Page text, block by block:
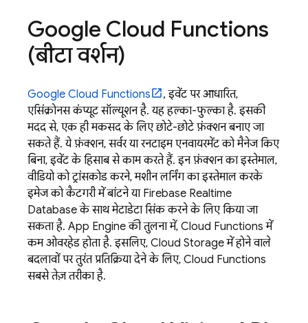
Google Cloud Functions
(बीटा वर्शन)
Google Cloud Functions
, इवेंट पर आधारित,
एसिंक्रोनस कंप्यूट सॉल्यूशन है. यह हल्का-फुल्का है. इसकी
मदद से, एक ही मकसद के लिए छोटे-छोटे फ़ंक्शन बनाए जा
सकते हैं. ये फ़ंक्शन, सर्वर या रनटाइम एनवायरमेंट को मैनेज किए
बिना, इवेंट के हिसाब से काम करते हैं. इन फ़ंक्शन का इस्तेमाल,
वीडियो को ट्रांसकोड करने, मशीन लर्निंग का इस्तेमाल करके
इमेज को कैटगरी में बांटने या Firebase Realtime
Databaseके साथ मेटाडेटा सिंक करने के लिए किया जा
सकता है. App Engineकी तुलना में, Cloud Functions में
कम ओवरहेड होता है. इसलिए, Cloud Storageमें होने वाले
बदलावों पर तुरंत प्रतिक्रिया देने के लिए, Cloud Functions
सबसे तेज़ तरीका है.